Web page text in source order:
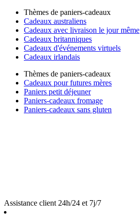
Thèmes de paniers-cadeaux
Cadeaux australiens
Cadeaux avec livraison le jour même
Cadeaux britanniques
Cadeaux d'événements virtuels
Cadeaux irlandais
Thèmes de paniers-cadeaux
Cadeaux pour futures mères
Paniers petit déjeuner
Paniers-cadeaux fromage
Paniers-cadeaux sans gluten
Assistance client 24h/24 et 7j/7